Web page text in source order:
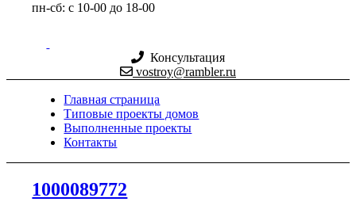
пн-сб: с 10-00 до 18-00
Консультация
vostroy@rambler.ru
Главная страница
Типовые проекты домов
Выполненные проекты
Контакты
1000089772